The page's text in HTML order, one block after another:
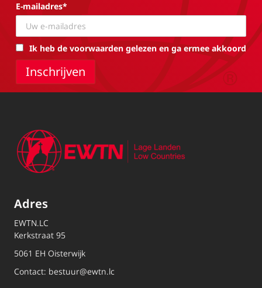
E-mailadres*
Ik heb de voorwaarden gelezen en ga ermee akkoord
Adres
EWTN.LC
Kerkstraat 95
5061 EH Oisterwijk
Contact: bestuur@ewtn.lc